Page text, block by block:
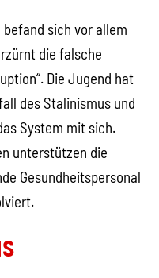
sich vor allem
die falsche
Die Jugend hat
des Stalinismus und
System mit sich.
unterstützen die
Gesundheitspersonal